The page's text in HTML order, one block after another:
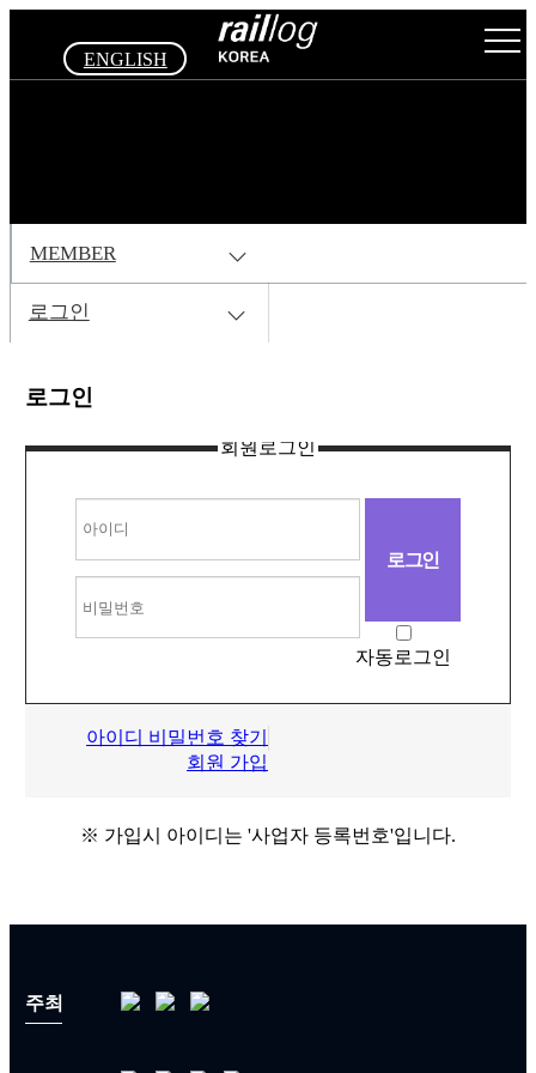
ENGLISH
MEMBER
로그인
로그인
회원로그인
자동로그인
아이디 비밀번호 찾기
회원 가입
※ 가입시 아이디는 '사업자 등록번호'입니다.
주최